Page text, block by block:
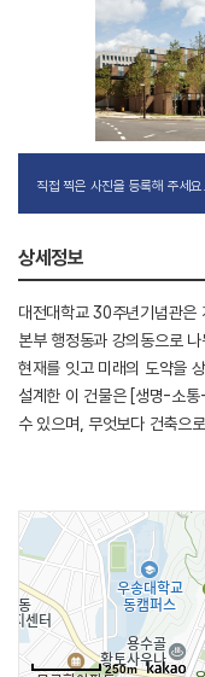
직접 찍은 사진을 등록해 주세요.
상세정보
대전대학교 30주년기념관
본부 행정동과 강의동으로
현재를 잇고 미래의 도약을
설계한 이 건물은 [생명-소
수 있으며, 무엇보다 건축으
했다는 점에서 의미가 크다.
담아낸 작품이다. 이 건물에
대중교통은 대전 시내버스
있다. 주변에는 대전대학교
있다.
250m